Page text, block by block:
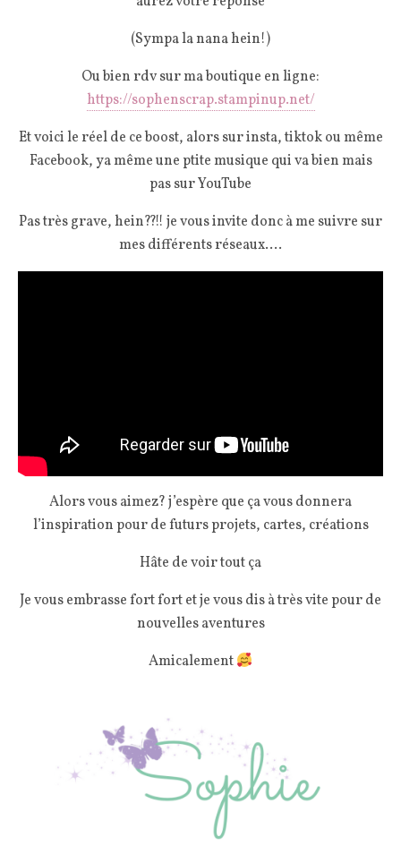
(Sympa la nana hein!)
Ou bien rdv sur ma boutique en ligne:
https://sophenscrap.stampinup.net/
Et voici le réel de ce boost, alors sur insta, tiktok ou même
Facebook, ya même une ptite musique qui va bien mais
pas sur YouTube
Pas très grave, hein??!! je vous invite donc à me suivre sur
mes différents réseaux….
Alors vous aimez? j’espère que ça vous donnera
l’inspiration pour de futurs projets, cartes, créations
Hâte de voir tout ça
Je vous embrasse fort fort et je vous dis à très vite pour de
nouvelles aventures
Amicalement